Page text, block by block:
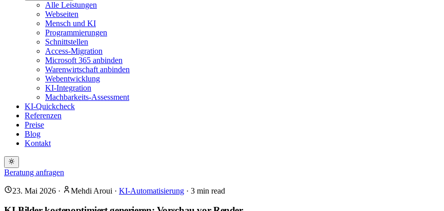
Alle Leistungen
Webseiten
Mensch und KI
Programmierungen
Schnittstellen
Access-Migration
Microsoft 365 anbinden
Warenwirtschaft anbinden
Webentwicklung
KI-Integration
Machbarkeits-Assessment
KI-Quickcheck
Referenzen
Preise
Blog
Kontakt
Beratung anfragen
23. Mai 2026 · Mehdi Aroui · KI-Automatisierung · 3 min read